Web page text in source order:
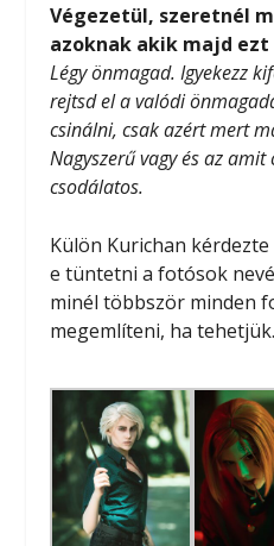
Végezetül, szeretnél
azoknak akik majd ezt
Légy önmagad. Igyekezz
rejtsd el a valódi
csinálni, csak azért mert
Nagyszerű vagy és az
csodálatos.
Külön Kurichan
e tüntetni a fotósok
minél többször minden
megemlíteni, ha tehetjük.